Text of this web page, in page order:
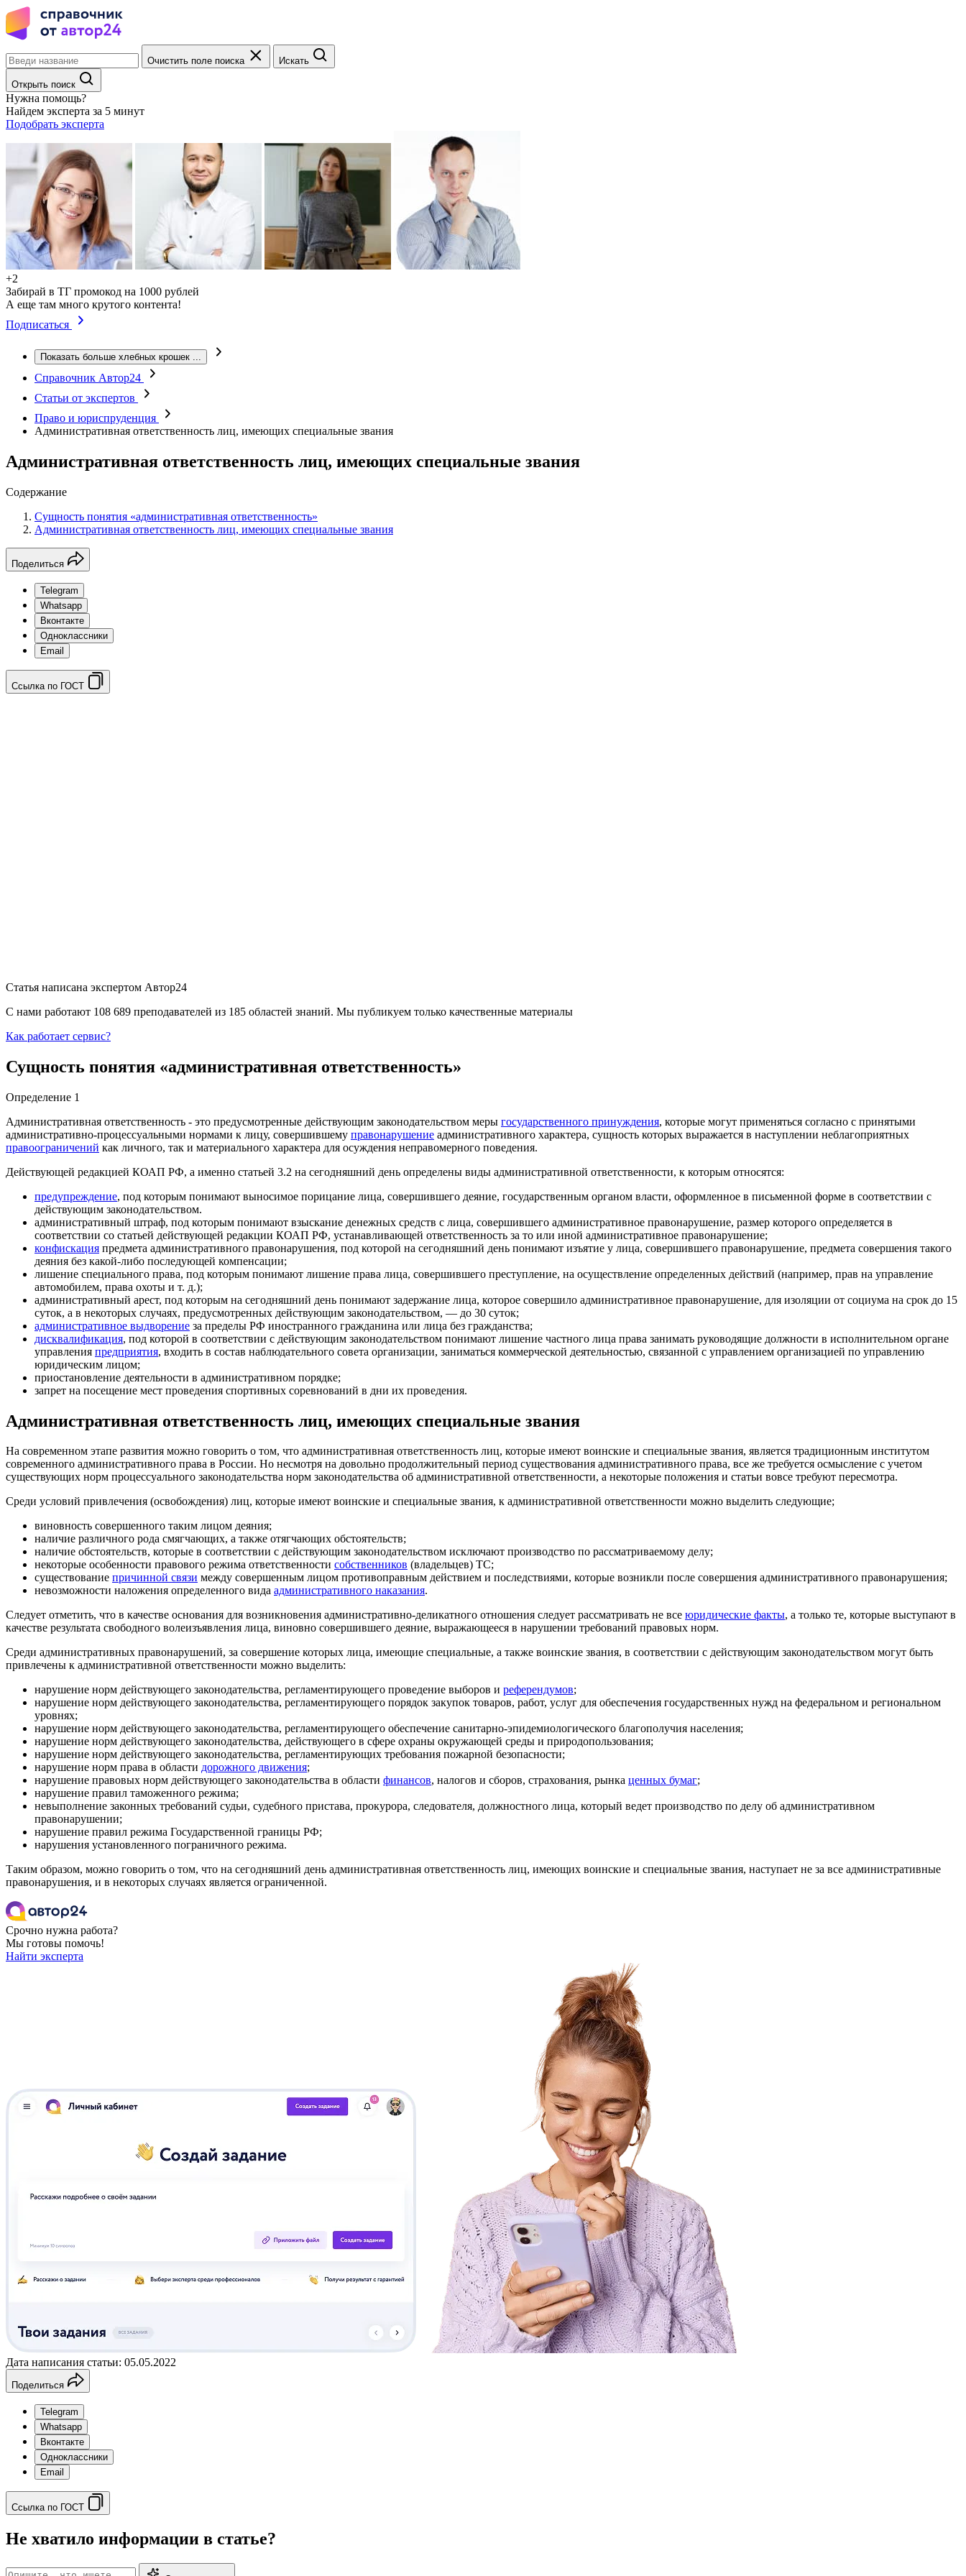
Очистить поле поиска Искать
Открыть поиск
Нужна помощь?
Найдем эксперта за 5 минут
Подобрать эксперта
+2
Забирай в ТГ промокод на 1000 рублей
А еще там много крутого контента!
Подписаться
Показать больше хлебных крошек ...
Справочник Автор24
Статьи от экспертов
Право и юриспруденция
Административная ответственность лиц, имеющих специальные звания
Административная ответственность лиц, имеющих специальные звания
Содержание
Сущность понятия «административная ответственность»
Административная ответственность лиц, имеющих специальные звания
Поделиться
Telegram
Whatsapp
Вконтакте
Одноклассники
Email
Ссылка по ГОСТ
Статья написана экспертом Автор24
С нами работают 108 689 преподавателей из 185 областей знаний. Мы публикуем только качественные материалы
Как работает сервис?
Сущность понятия «административная ответственность»
Определение 1
Административная ответственность - это предусмотренные действующим законодательством меры государственного принуждения, которые могут применяться согласно с принятыми
административно-процессуальными нормами к лицу, совершившему правонарушение административного характера, сущность которых выражается в наступлении неблагоприятных
правоограничений как личного, так и материального характера для осуждения неправомерного поведения.
Действующей редакцией КОАП РФ, а именно статьей 3.2 на сегодняшний день определены виды административной ответственности, к которым относятся:
предупреждение, под которым понимают выносимое порицание лица, совершившего деяние, государственным органом власти, оформленное в письменной форме в соответствии с
действующим законодательством.
административный штраф, под которым понимают взыскание денежных средств с лица, совершившего административное правонарушение, размер которого определяется в
соответствии со статьей действующей редакции КОАП РФ, устанавливающей ответственность за то или иной административное правонарушение;
конфискация предмета административного правонарушения, под которой на сегодняшний день понимают изъятие у лица, совершившего правонарушение, предмета совершения такого
деяния без какой-либо последующей компенсации;
лишение специального права, под которым понимают лишение права лица, совершившего преступление, на осуществление определенных действий (например, прав на управление
автомобилем, права охоты и т. д.);
административный арест, под которым на сегодняшний день понимают задержание лица, которое совершило административное правонарушение, для изоляции от социума на срок до 15
суток, а в некоторых случаях, предусмотренных действующим законодательством, — до 30 суток;
административное выдворение за пределы РФ иностранного гражданина или лица без гражданства;
дисквалификация, под которой в соответствии с действующим законодательством понимают лишение частного лица права занимать руководящие должности в исполнительном органе
управления предприятия, входить в состав наблюдательного совета организации, заниматься коммерческой деятельностью, связанной с управлением организацией по управлению
юридическим лицом;
приостановление деятельности в административном порядке;
запрет на посещение мест проведения спортивных соревнований в дни их проведения.
Административная ответственность лиц, имеющих специальные звания
На современном этапе развития можно говорить о том, что административная ответственность лиц, которые имеют воинские и специальные звания, является традиционным институтом
современного административного права в России. Но несмотря на довольно продолжительный период существования административного права, все же требуется осмысление с учетом
существующих норм процессуального законодательства норм законодательства об административной ответственности, а некоторые положения и статьи вовсе требуют пересмотра.
Среди условий привлечения (освобождения) лиц, которые имеют воинские и специальные звания, к административной ответственности можно выделить следующие;
виновность совершенного таким лицом деяния;
наличие различного рода смягчающих, а также отягчающих обстоятельств;
наличие обстоятельств, которые в соответствии с действующим законодательством исключают производство по рассматриваемому делу;
некоторые особенности правового режима ответственности собственников (владельцев) ТС;
существование причинной связи между совершенным лицом противоправным действием и последствиями, которые возникли после совершения административного правонарушения;
невозможности наложения определенного вида административного наказания.
Следует отметить, что в качестве основания для возникновения административно-деликатного отношения следует рассматривать не все юридические факты, а только те, которые выступают в
качестве результата свободного волеизъявления лица, виновно совершившего деяние, выражающееся в нарушении требований правовых норм.
Среди административных правонарушений, за совершение которых лица, имеющие специальные, а также воинские звания, в соответствии с действующим законодательством могут быть
привлечены к административной ответственности можно выделить:
нарушение норм действующего законодательства, регламентирующего проведение выборов и референдумов;
нарушение норм действующего законодательства, регламентирующего порядок закупок товаров, работ, услуг для обеспечения государственных нужд на федеральном и региональном
уровнях;
нарушение норм действующего законодательства, регламентирующего обеспечение санитарно-эпидемиологического благополучия населения;
нарушение норм действующего законодательства, действующего в сфере охраны окружающей среды и природопользования;
нарушение норм действующего законодательства, регламентирующих требования пожарной безопасности;
нарушение норм права в области дорожного движения;
нарушение правовых норм действующего законодательства в области финансов, налогов и сборов, страхования, рынка ценных бумаг;
нарушение правил таможенного режима;
невыполнение законных требований судьи, судебного пристава, прокурора, следователя, должностного лица, который ведет производство по делу об административном
правонарушении;
нарушение правил режима Государственной границы РФ;
нарушения установленного пограничного режима.
Таким образом, можно говорить о том, что на сегодняшний день административная ответственность лиц, имеющих воинские и специальные звания, наступает не за все административные
правонарушения, и в некоторых случаях является ограниченной.
Срочно нужна работа?
Мы готовы помочь!
Найти эксперта
Дата написания статьи: 05.05.2022
Поделиться
Telegram
Whatsapp
Вконтакте
Одноклассники
Email
Ссылка по ГОСТ
Не хватило информации в статье?